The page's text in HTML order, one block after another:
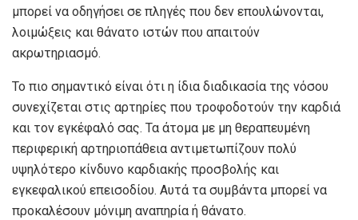
μπορεί να οδηγήσει σε πληγές που δεν επουλώνονται,
λοιμώξεις και θάνατο ιστών που απαιτούν
ακρωτηριασμό.
Το πιο σημαντικό είναι ότι η ίδια διαδικασία της νόσου
συνεχίζεται στις αρτηρίες που τροφοδοτούν την καρδιά
και τον εγκέφαλό σας. Τα άτομα με μη θεραπευμένη
περιφερική αρτηριοπάθεια αντιμετωπίζουν πολύ
υψηλότερο κίνδυνο καρδιακής προσβολής και
εγκεφαλικού επεισοδίου. Αυτά τα συμβάντα μπορεί να
προκαλέσουν μόνιμη αναπηρία ή θάνατο.